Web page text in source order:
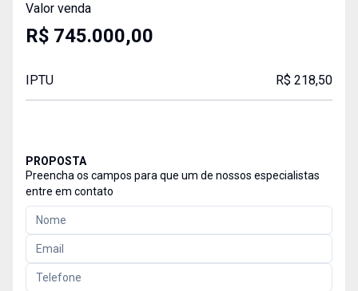
Valor venda
R$ 745.000,00
IPTU R$ 218,50
PROPOSTA
Preencha os campos para que um de nossos especialistas
entre em contato